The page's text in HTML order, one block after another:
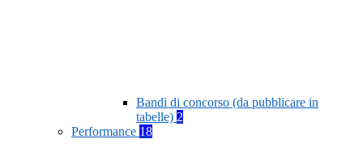
Bandi di concorso (da pubblicare in
tabelle) 2
Performance 18